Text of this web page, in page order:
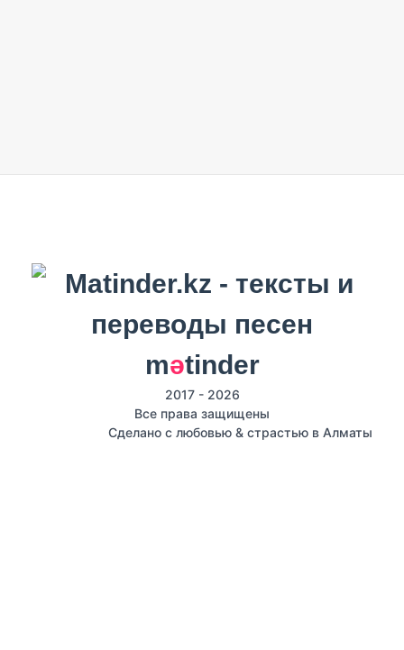
mәtinder
2017 - 2026
Все права защищены
Сделано с любовью & страстью в Алматы